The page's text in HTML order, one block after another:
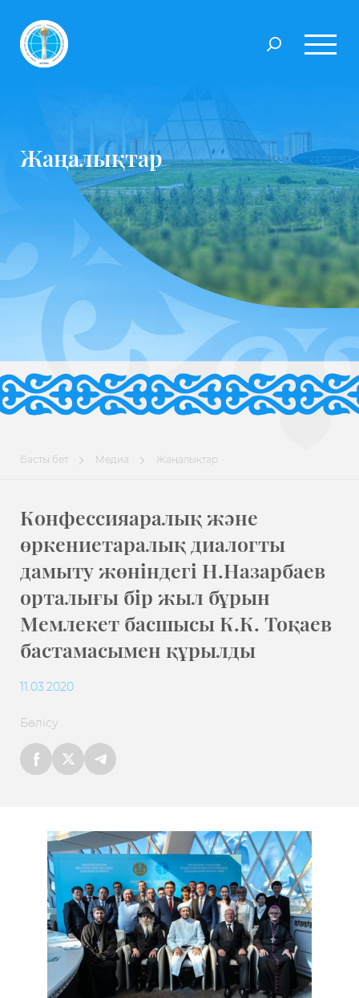
Жаңалықтар
Басты бет Медиа Жаңалықтар
Конфессияаралық және
өркениетаралық диалогты
дамыту жөніндегі Н.Назарбаев
орталығы бір жыл бұрын
Мемлекет басшысы К.К. Тоқаев
бастамасымен құрылды
11.03.2020
Бөлісу